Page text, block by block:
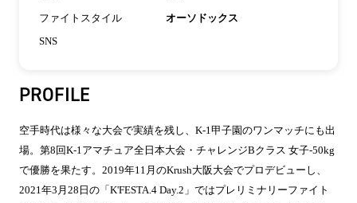
ファイトスタイル オーソドックス
SNS
PROFILE
空手時代は様々な大会で実績を残し、K-1甲子園のワンマッチにも出
場。第8回K-1アマチュア全日本大会・チャレンジBクラス 女子-50kg
で優勝を果たす。2019年11月のKrush大阪大会でプロデビューし、
2021年3月28日の「K'FESTA.4 Day.2」ではプレリミナリーファイト